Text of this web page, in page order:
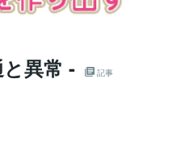
異常 - 記事